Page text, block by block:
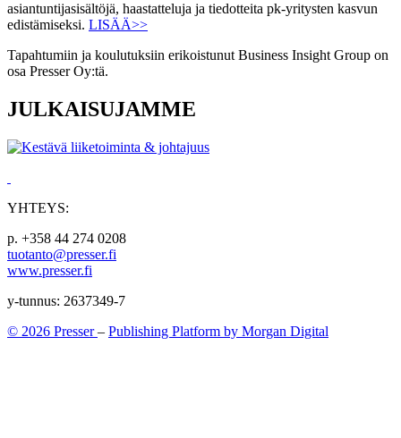
asiantuntijasisältöjä, haastatteluja ja tiedotteita pk-yritysten kasvun
edistämiseksi. LISÄÄ>>
Tapahtumiin ja koulutuksiin erikoistunut Business Insight Group on
osa Presser Oy:tä.
JULKAISUJAMME
YHTEYS:
p. +358 44 274 0208
tuotanto@presser.fi
www.presser.fi
y-tunnus: 2637349-7
© 2026 Presser– Publishing Platform by Morgan Digital